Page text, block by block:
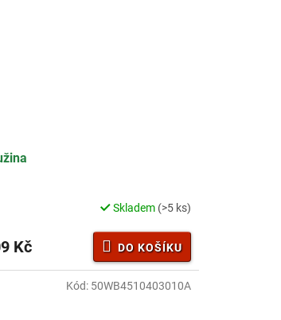
Skladem (>5 ks)
Kč DO KOŠÍKU
Kód: 50WB4510403010A